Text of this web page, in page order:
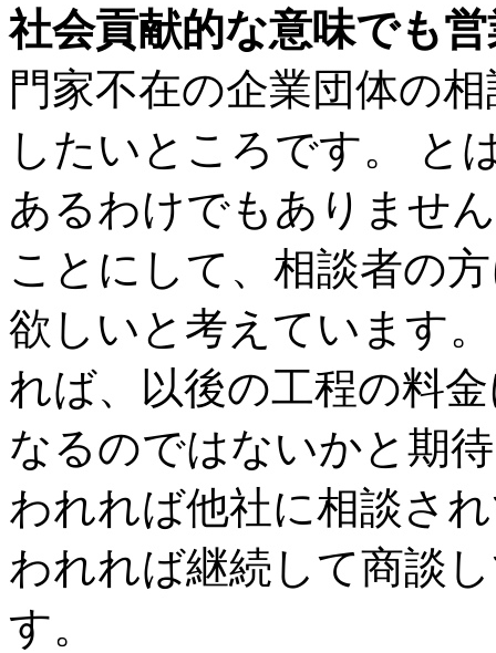
社会貢献的な意味でも
門家不在の企業団体の
したいところです。 と
あるわけでもありませ
ことにして、相談者の
欲しいと考えています
れば、以後の工程の料
なるのではないかと期
われれば他社に相談さ
われれば継続して商談
す。